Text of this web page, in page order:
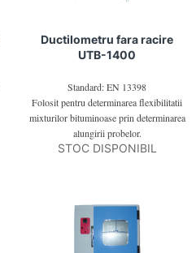
Ductilometru fara racire
UTB-1400
Standard: EN 13398
Folosit pentru determinarea flexibilitatii
mixturilor bituminoase prin determinarea
alungirii probelor.
STOC DISPONIBIL